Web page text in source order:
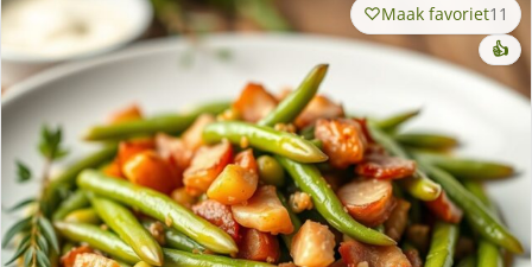
Maak favoriet11
👍